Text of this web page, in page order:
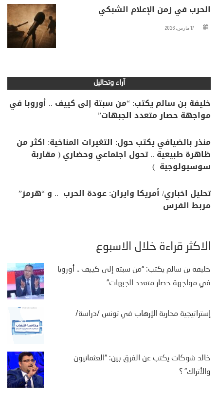
الحرب في زمن الإعلام الشبكي
17 مارس، 2026
آراء وتحاليل
خليفة بن سالم يكتب: “من سبتة إلى كييف .. أوروبا في
مواجهة حصار متعدد الجبهات”
منذر بالضيافي يكتب حول: التغيرات المناخية: اكثر من
ظاهرة طبيعية .. تحول اجتماعي وحضاري ( مقاربة
سوسيولوجية )
تحليل اخباري/ أمريكا وايران: عودة الحرب .. و “هرمز”
مربط الفرس
الأكثر قراءة خلال الأسبوع
خليفة بن سالم يكتب: “من سبتة إلى كييف .. أوروبا
في مواجهة حصار متعدد الجبهات”
إستراتيجية محاربة الإرهاب في تونس /دراسة/
خالد شوكات يكتب عن الفرق بين: “العثمانيون
والأتراك” ؟